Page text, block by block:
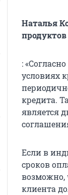
Наталья
:
условиях
кредита.
является
Если в
сроков
возможно,
клиента